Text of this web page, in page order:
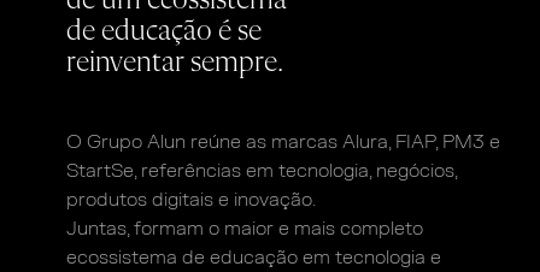
de educação é se
reinventar sempre.
O Grupo Alun reúne as marcas Alura, FIAP, PM3 e
StartSe, referências em tecnologia, negócios,
produtos digitais e inovação.
Juntas, formam o maior e mais completo
ecossistema de educação em tecnologia e